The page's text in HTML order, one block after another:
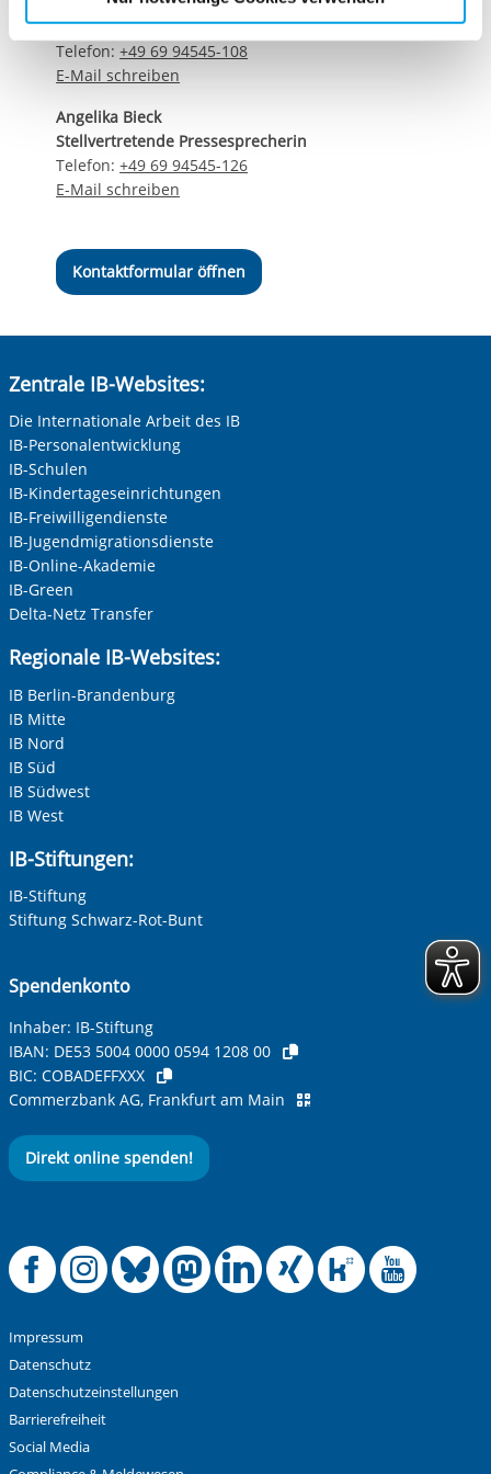
Cookies, die erforderlich zur Bereitstellung der von Ihnen
aufgerufenen und somit gewünschten Website-
Funktionen sind. Diese Cookies setzen wir aufgrund
Einwilligung.
Stellvertretender Pressesprecher
Telefon:+49 69 94545-108
E-Mail schreiben
Angelika Bieck
Stellvertretende Pressesprecherin
Telefon:+49 69 94545-126
E-Mail schreiben
Kontaktformular öffnen
Zentrale IB-Websites:
Die Internationale Arbeit des IB
IB-Personalentwicklung
IB-Schulen
IB-Kindertageseinrichtungen
IB-Freiwilligendienste
IB-Jugendmigrationsdienste
IB-Online-Akademie
IB-Green
Delta-Netz Transfer
Regionale IB-Websites:
IB Berlin-Brandenburg
IB Mitte
IB Nord
IB Süd
IB Südwest
IB West
IB-Stiftungen:
IB-Stiftung
Stiftung Schwarz-Rot-Bunt
Spendenkonto
Inhaber: IB-Stiftung
IBAN: DE53 5004 0000 0594 1208 00
BIC: COBADEFFXXX
Commerzbank AG, Frankfurt am Main
Direkt online spenden!
Offizielle
Offizielle
Offizielle
Offizielle
Offizielle
Impressum
Datenschutz
Datenschutzeinstellungen
Barrierefreiheit
Social Media